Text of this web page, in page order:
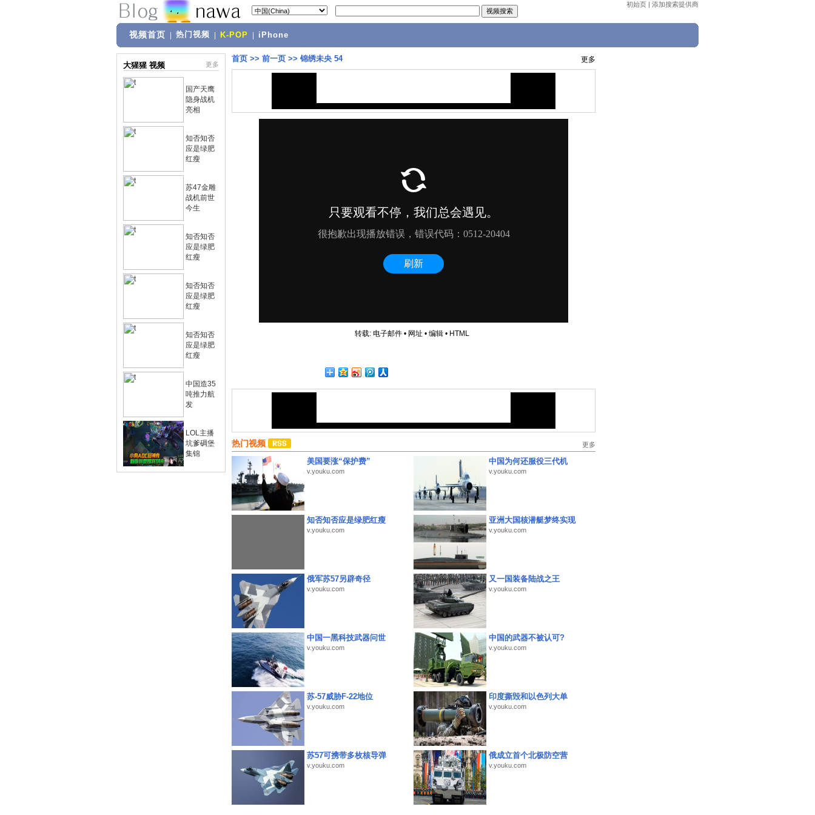
初始页 | 添加搜索提供商
视频首页 热门视频 K-POP iPhone
大猩猩 视频 更多
国产天鹰
隐身战机
亮相
知否知否
应是绿肥
红瘦
苏47金雕
战机前世
今生
知否知否
应是绿肥
红瘦
知否知否
应是绿肥
红瘦
知否知否
应是绿肥
红瘦
中国造35
吨推力航
发
LOL主播
坑爹碉堡
集锦
首页 >> 前一页 >> 锦绣未央 54 更多
转载: 电子邮件• 网址 • 编辑• HTML
热门视频 更多
美国要涨“保护费”
v.youku.com
中国为何还服役三代机
v.youku.com
知否知否应是绿肥红瘦
v.youku.com
亚洲大国核潜艇梦终实现
v.youku.com
俄军苏57另辟奇径
v.youku.com
又一国装备陆战之王
v.youku.com
中国一黑科技武器问世
v.youku.com
中国的武器不被认可?
v.youku.com
苏-57威胁F-22地位
v.youku.com
印度撕毁和以色列大单
v.youku.com
苏57可携带多枚核导弹
v.youku.com
俄成立首个北极防空营
v.youku.com